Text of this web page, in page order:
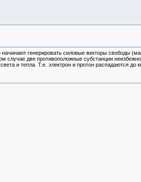
генерировать силовые векторы свободы
случае две противоположные субстанции
и тепла. Т.е. электрон и протон распадаются до